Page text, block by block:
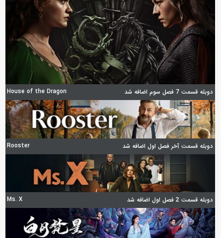
دوبله قسمت 7 فصل سوم اضافه شد House of the Dragon
دوبله قسمت آخر فصل اول اضافه شد Rooster
دوبله قسمت 2 فصل اول اضافه شد Ms. X